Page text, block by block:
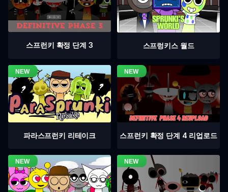
스프런키 확정 단계 3 스프렁키스 월드
파라스프런키 리테이크 스프런키 확정 단계 4 리업로드